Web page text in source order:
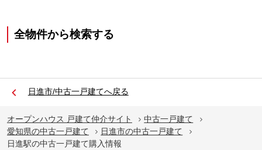
全物件から検索する
日進市/中古一戸建てへ戻る
オープンハウス 戸建て仲介サイト
中古一戸建て
愛知県の中古一戸建て
日進市の中古一戸建て
日進駅の中古一戸建て購入情報